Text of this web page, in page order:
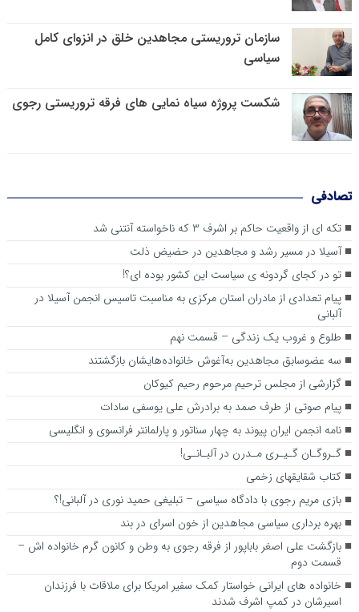
سازمان تروریستی مجاهدین خلق در انزوای کامل
سیاسی
شکست پروژه سیاه نمایی های فرقه تروریستی رجوی
تصادفی
تکه ای از واقعیت حاکم بر اشرف 3 که ناخواسته آنتنی شد
آسیلا در مسیر رشد و مجاهدین در حضیض ذلت
تو در کجای گردونه ی سیاست این کشور بوده ای؟!
پیام تعدادی از مادران استان مرکزی به مناسبت تاسیس انجمن آسیلا در
آلبانی
طلوع و غروب یک زندگی – قسمت نهم
سه عضوسابق مجاهدین به‌آغوش خانواده‌هایشان بازگشتند
گزارشی از مجلس ترحیم مرحوم رحیم کیوکان
پیام صوتی از طرف صمد به برادرش علی یوسفی سادات
نامه انجمن ایران پیوند به چهار سناتور و پارلمانتر فرانسوی و انگلیسی
گـروگـان گـیـری مـدرن در آلبـانـی!
کتاب شقایقهای زخمی
بازی مریم رجوی با دادگاه سیاسی – تبلیغی حمید نوری در آلبانی!؟
بهره برداری سیاسی مجاهدین از خون اسرای در بند
بازگشت علی اصغر باباپور از فرقه رجوی به وطن و کانون گرم خانواده اش –
قسمت دوم
خانواده های ایرانی خواستار کمک سفیر امریکا برای ملاقات با فرزندان
اسیرشان در کمپ اشرف شدند